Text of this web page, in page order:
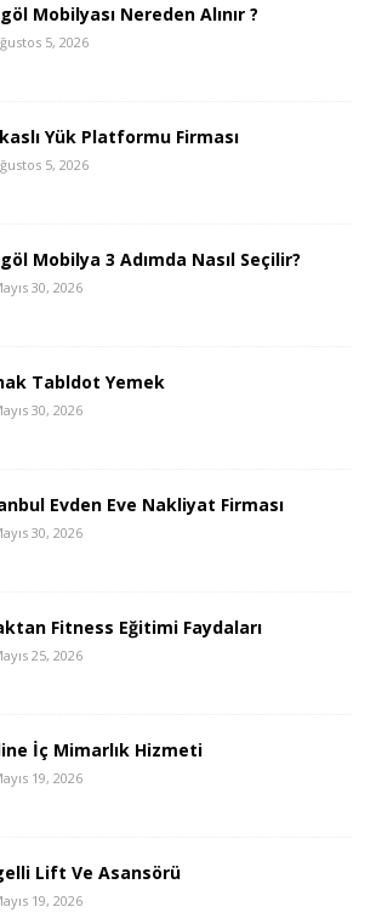
Mobilyası Nereden Alınır ?
5, 2026
Yük Platformu Firması
5, 2026
Mobilya 3 Adımda Nasıl Seçilir?
30, 2026
Tabldot Yemek
30, 2026
Evden Eve Nakliyat Firması
30, 2026
Fitness Eğitimi Faydaları
25, 2026
İç Mimarlık Hizmeti
19, 2026
Lift Ve Asansörü
19, 2026